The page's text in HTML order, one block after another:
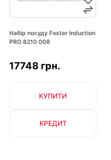
Набір посуду Foster Induction
PRO 8210 008
17748 грн.
КУПИТИ
КРЕДИТ